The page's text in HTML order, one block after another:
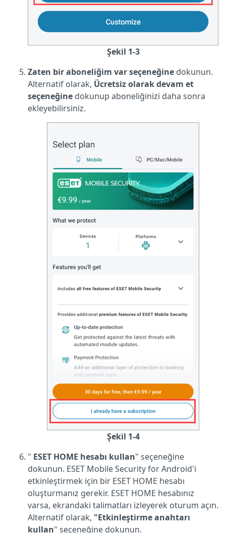
Şekil 1-3
Zaten bir aboneliğim var seçeneğine dokunun.
Alternatif olarak, Ücretsiz olarak devam et
seçeneğine dokunup aboneliğinizi daha sonra
ekleyebilirsiniz.
Şekil 1-4
" ESET HOME hesabı kullan" seçeneğine
dokunun. ESET Mobile Security for Android'i
etkinleştirmek için bir ESET HOME hesabı
oluşturmanız gerekir. ESET HOME hesabınız
varsa, ekrandaki talimatları izleyerek oturum açın.
Alternatif olarak, "Etkinleştirme anahtarı
kullan" seçeneğine dokunun.